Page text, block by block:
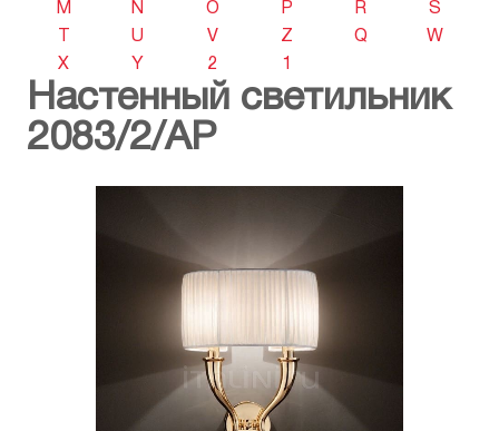
M
N O P R
S
U V Z Q
W
X
Y 2 1
Настенный светильник
2083/2/AP